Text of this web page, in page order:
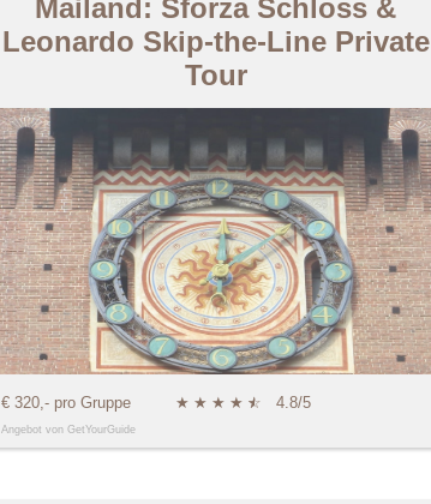
Mailand: Sforza Schloss &
Leonardo Skip-the-Line Private
Tour
€ 320,- pro Gruppe ★ ★ ★ ★ ★
☆ 4.8/5
Angebot von GetYourGuide